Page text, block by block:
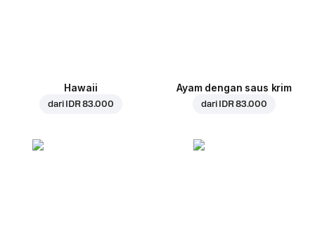
Hawaii
dari IDR 83.000
Ayam dengan saus krim
dari IDR 83.000